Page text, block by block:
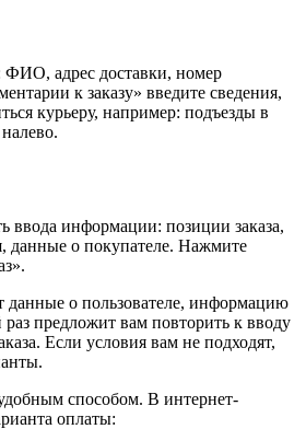
ФИО, адрес доставки, номер
к заказу» введите сведения,
курьеру, например: подъезды в
ввода информации: позиции заказа,
данные о покупателе. Нажмите
данные о пользователе, информацию
предложит вам повторить к вводу
Если условия вам не подходят,
способом. В интернет-
оплаты: